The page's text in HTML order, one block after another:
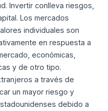
Invertir conlleva riesgos,
Los mercados
individuales son
en respuesta a
económicas,
y de otro tipo.
a través de
un mayor riesgo y
debido a